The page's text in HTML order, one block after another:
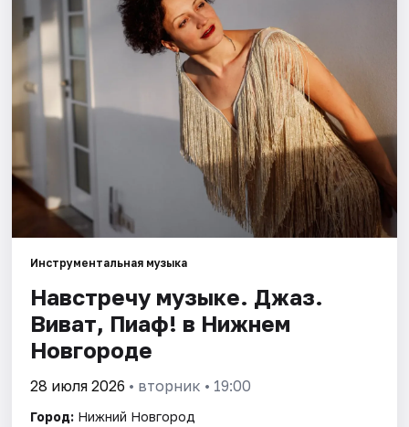
Квесты
Экскурсии
Спорт
Города
Площадки
Артисты
Рейтинги
Инструментальная музыка
Навстречу музыке. Джаз.
Виват, Пиаф! в Нижнем
Новгороде
28 июля 2026 • вторник • 19:00
Город: Нижний Новгород